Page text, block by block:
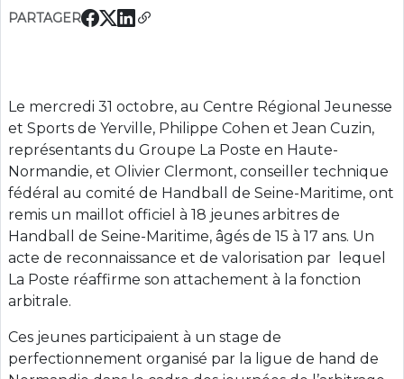
PARTAGER
Le mercredi 31 octobre, au Centre Régional Jeunesse
et Sports de Yerville, Philippe Cohen et Jean Cuzin,
représentants du Groupe La Poste en Haute-
Normandie, et Olivier Clermont, conseiller technique
fédéral au comité de Handball de Seine-Maritime, ont
remis un maillot officiel à 18 jeunes arbitres de
Handball de Seine-Maritime, âgés de 15 à 17 ans. Un
acte de reconnaissance et de valorisation par lequel
La Poste réaffirme son attachement à la fonction
arbitrale.
Ces jeunes participaient à un stage de
perfectionnement organisé par la ligue de hand de